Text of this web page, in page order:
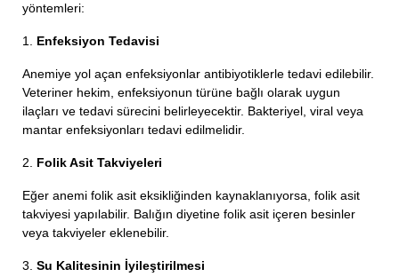
yöntemleri:
1. Enfeksiyon Tedavisi
Anemiye yol açan enfeksiyonlar antibiyotiklerle tedavi edilebilir.
Veteriner hekim, enfeksiyonun türüne bağlı olarak uygun
ilaçları ve tedavi sürecini belirleyecektir. Bakteriyel, viral veya
mantar enfeksiyonları tedavi edilmelidir.
2. Folik Asit Takviyeleri
Eğer anemi folik asit eksikliğinden kaynaklanıyorsa, folik asit
takviyesi yapılabilir. Balığın diyetine folik asit içeren besinler
veya takviyeler eklenebilir.
3. Su Kalitesinin İyileştirilmesi